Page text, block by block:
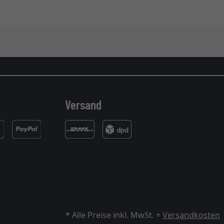
Versand
* Alle Preise inkl. MwSt. +Versandkosten